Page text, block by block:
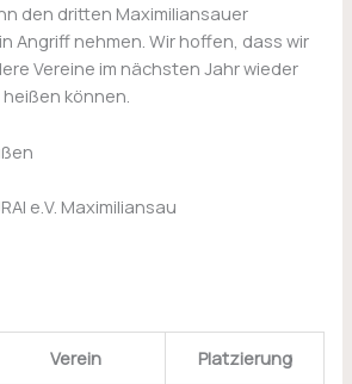
den dritten Maximiliansauer
Angriff nehmen. Wir hoffen, dass wir
Vereine im nächsten Jahr wieder
können.
e.V. Maximiliansau
Verein Platzierung